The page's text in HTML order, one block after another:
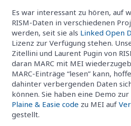
Es war interessant zu hören, auf
RISM-Daten in verschiedenen
werden, seit sie als Linked Open
Lizenz zur Verfügung stehen.
Zitellini und Laurent Pugin von
daran MARC mit MEI
MARC-Einträge “lesen” kann,
dahinter verbergenden Daten
können. Sie haben eine Demo
Plaine & Easie code zu MEI auf
gestellt.